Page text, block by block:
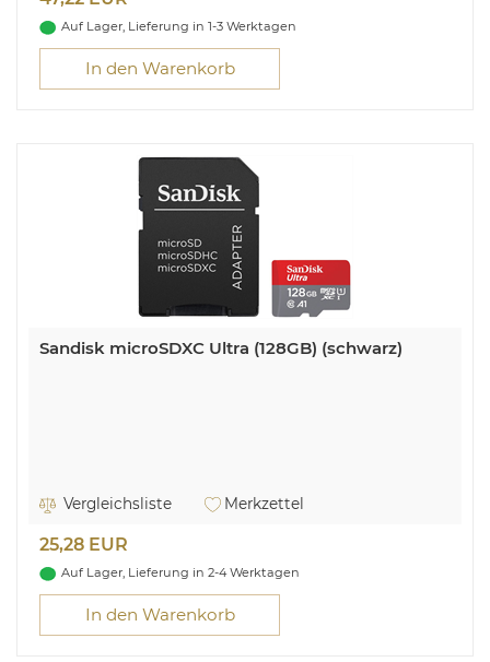
Dateien mit individuellem Passwort schützen
Auf Lager, Lieferung in 1-3 Werktagen
In den Warenkorb
Sandisk microSDXC Ultra (128GB) (schwarz)
Vergleichsliste Merkzettel
25,28 EUR
Auf Lager, Lieferung in 2-4 Werktagen
In den Warenkorb